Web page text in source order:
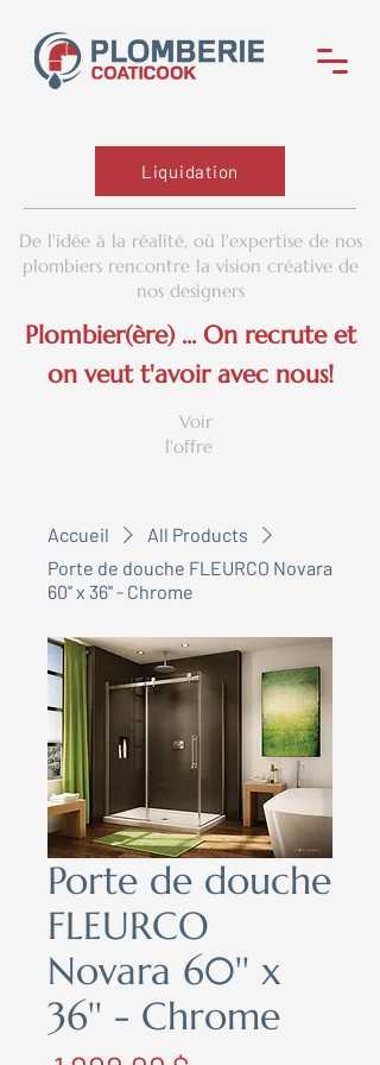
Liquidation
De l'idée à la réalité, où l'expertise de nos
plombiers rencontre la vision créative de
nos designers
Plombier(ère) ... On recrute et
on veut t'avoir avec nous!
Voir
l'offre
Accueil
All Products
Porte de douche FLEURCO Novara
60'' x 36'' - Chrome
Porte de douche
FLEURCO
Novara 60'' x
36'' - Chrome